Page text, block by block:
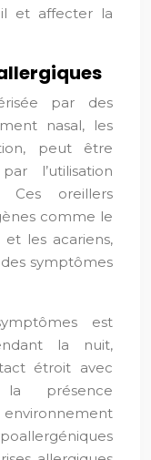
et affecter la
par des
nasal, les
peut être
l’utilisation
Ces oreillers
comme le
et les acariens,
symptômes
est
la nuit,
étroit avec
la présence